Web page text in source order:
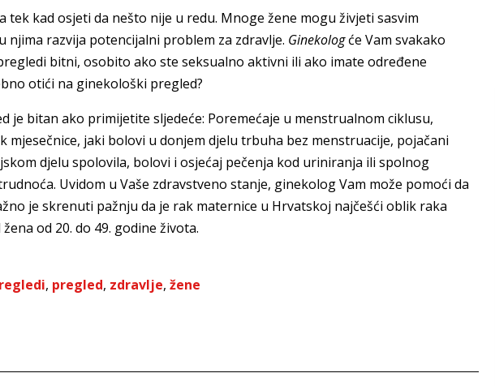
tek kad osjeti da nešto nije u redu. Mnoge žene mogu živjeti sasvim
njima razvija potencijalni problem za zdravlje. Ginekologće Vam svakako
bitni, osobito ako ste seksualno aktivni ili ako imate određene
otići na ginekološki pregled?
je bitan ako primijetite sljedeće: Poremećaje u menstrualnom ciklusu,
mjesečnice, jaki bolovi u donjem djelu trbuha bez menstruacije, pojačani
djelu spolovila, bolovi i osjećaj pečenja kod uriniranja ili spolnog
Uvidom u Vaše zdravstveno stanje, ginekolog Vam može pomoći da
je skrenuti pažnju da je rak maternice u Hrvatskoj najčešći oblik raka
od 20. do 49. godine života.
, pregled, zdravlje, žene